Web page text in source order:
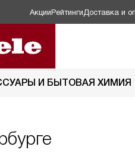
АкцииРейтинги Доставка и
И БЫТОВАЯ ХИМИЯ